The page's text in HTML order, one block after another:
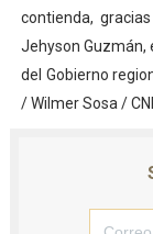
contienda,
Jehyson Guzmán,
del Gobierno
/ Wilmer Sosa /